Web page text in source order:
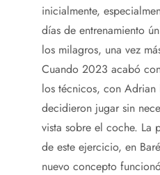
inicialmente,
días de entrenamiento
los milagros, una vez
Cuando 2023 acabó
los técnicos, con Adrian
decidieron jugar sin
vista sobre el coche. La
de este ejercicio, en
nuevo concepto